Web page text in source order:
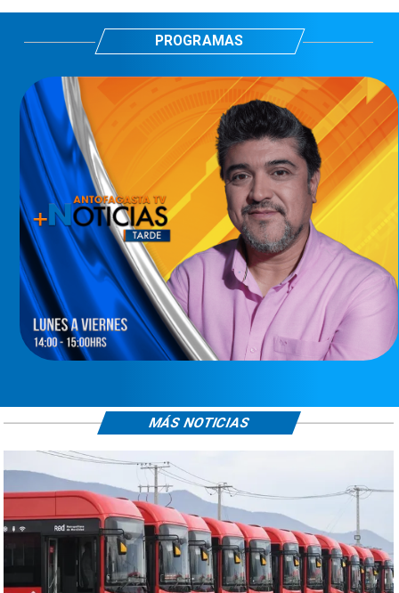
PROGRAMAS
MÁS NOTICIAS